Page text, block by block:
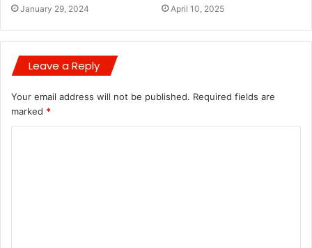
January 29, 2024 April 10, 2025
Leave a Reply
Your email address will not be published. Required fields are
marked *